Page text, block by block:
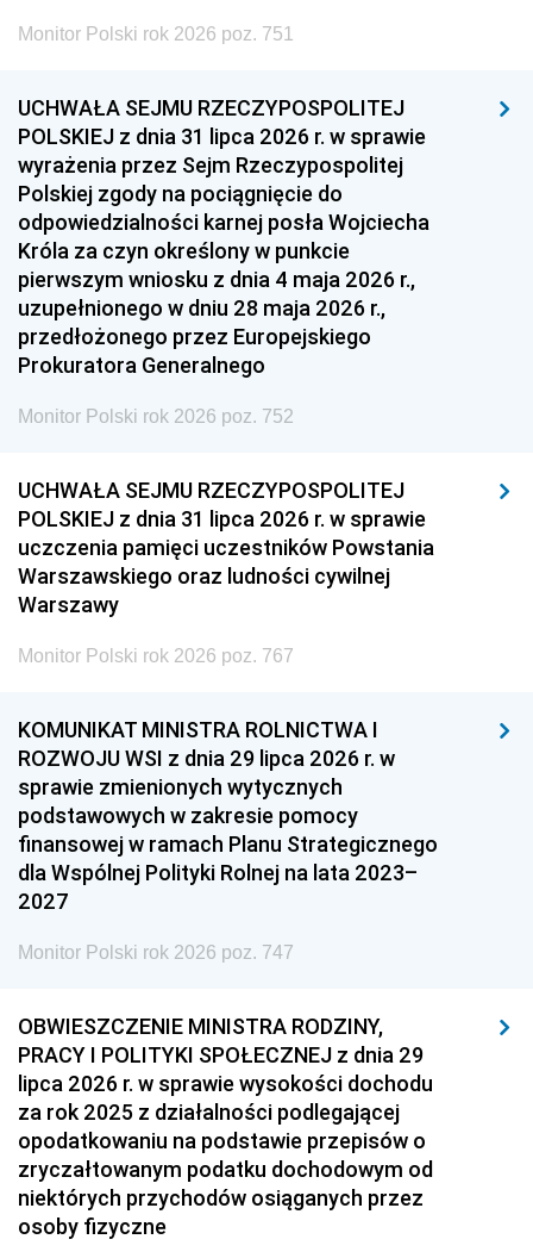
Monitor Polski rok 2026 poz. 751
UCHWAŁA SEJMU RZECZYPOSPOLITEJ
POLSKIEJ z dnia 31 lipca 2026 r. w sprawie
wyrażenia przez Sejm Rzeczypospolitej
Polskiej zgody na pociągnięcie do
odpowiedzialności karnej posła Wojciecha
Króla za czyn określony w punkcie
pierwszym wniosku z dnia 4 maja 2026 r.,
uzupełnionego w dniu 28 maja 2026 r.,
przedłożonego przez Europejskiego
Prokuratora Generalnego
Monitor Polski rok 2026 poz. 752
UCHWAŁA SEJMU RZECZYPOSPOLITEJ
POLSKIEJ z dnia 31 lipca 2026 r. w sprawie
uczczenia pamięci uczestników Powstania
Warszawskiego oraz ludności cywilnej
Warszawy
Monitor Polski rok 2026 poz. 767
KOMUNIKAT MINISTRA ROLNICTWA I
ROZWOJU WSI z dnia 29 lipca 2026 r. w
sprawie zmienionych wytycznych
podstawowych w zakresie pomocy
finansowej w ramach Planu Strategicznego
dla Wspólnej Polityki Rolnej na lata 2023–
2027
Monitor Polski rok 2026 poz. 747
OBWIESZCZENIE MINISTRA RODZINY,
PRACY I POLITYKI SPOŁECZNEJ z dnia 29
lipca 2026 r. w sprawie wysokości dochodu
za rok 2025 z działalności podlegającej
opodatkowaniu na podstawie przepisów o
zryczałtowanym podatku dochodowym od
niektórych przychodów osiąganych przez
osoby fizyczne